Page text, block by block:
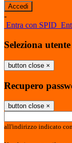
-
Entra con SPID
Seleziona utente
button close ×
Recupero
button close ×
all'indirizzo indicato